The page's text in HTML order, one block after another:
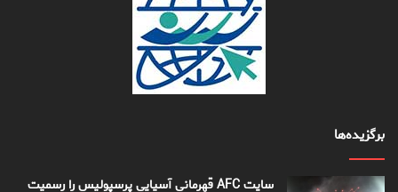
برگزیده‌ها
سایت AFC قهرمانی آسیایی پرسپولیس را رسمیت